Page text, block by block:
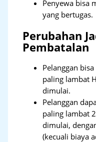
Penyewa bisa
yang bertugas.
Perubahan
Pembatalan
Pelanggan
paling lambat
dimulai.
Pelanggan
paling lambat
dimulai,
(kecuali biaya